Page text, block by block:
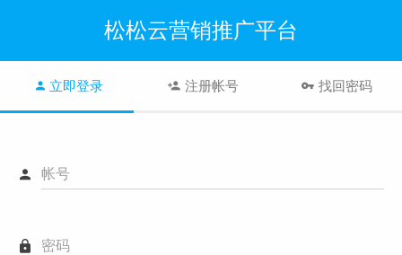
松松云营销推广平台
立即登录 注册帐号 找回密码
帐号
密码